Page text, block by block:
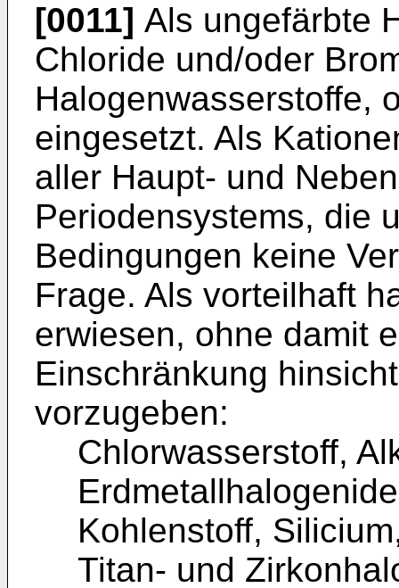
[0011] Als ungefärbte
Chloride und/oder
Halogenwasserstoffe,
eingesetzt. Als
aller Haupt- und
Periodensystems, die
Bedingungen keine
Frage. Als vorteilhaft
erwiesen, ohne damit
Einschränkung
vorzugeben:
Chlorwasserstoff,
Kohlenstoff,
Titan- und